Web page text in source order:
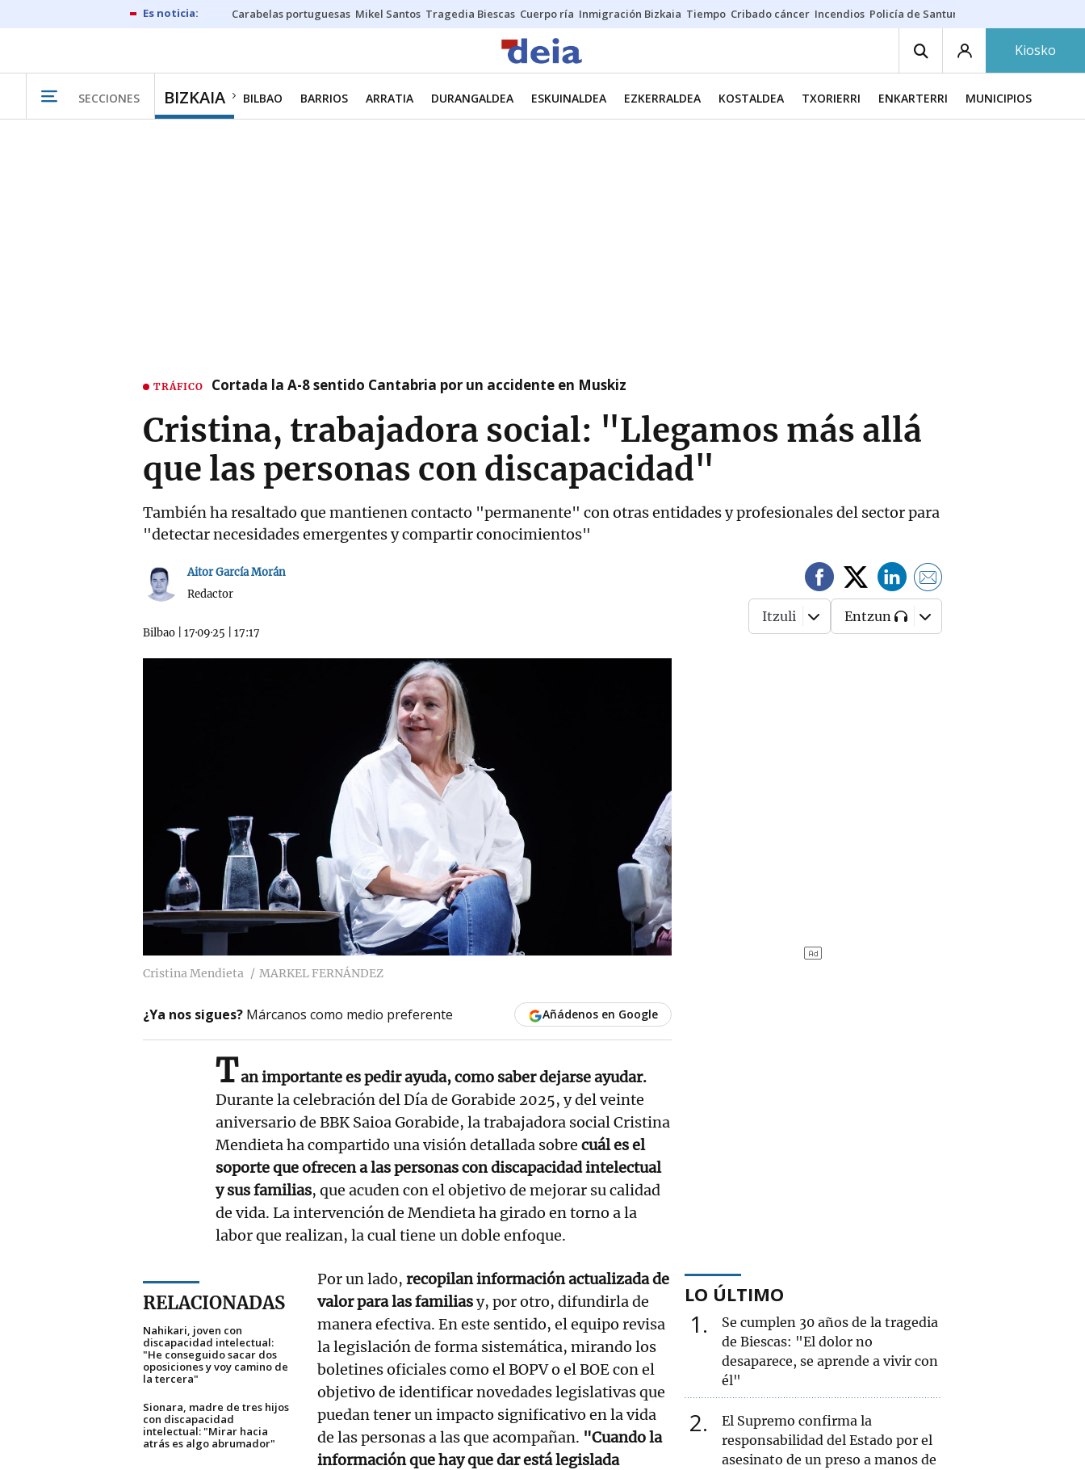
Carabelas portuguesas Mikel Santos Tragedia Biescas Cuerpo ría Inmigración Bizkaia Tiempo Cribado cáncer Incendios Policía de Santurtzi
Kiosko
SECCIONES BIZKAIA BILBAO BARRIOS ARRATIA DURANGALDEA ESKUINALDEA EZKERRALDEA KOSTALDEA TXORIERRI ENKARTERRI MUNICIPIOS
TRÁFICO Cortada la A-8 sentido Cantabria por un accidente en Muskiz
Cristina, trabajadora social: "Llegamos más allá
que las personas con discapacidad"
También ha resaltado que mantienen contacto "permanente" con otras entidades y profesionales del sector para
"detectar necesidades emergentes y compartir conocimientos"
Aitor García Morán
Redactor
Bilbao 17·09·25 17:17
Itzuli Entzun
Cristina Mendieta MARKEL FERNÁNDEZ
¿Ya nos sigues? Márcanos como medio preferente Añádenos en Google
Tan importante es pedir ayuda, como saber dejarse ayudar.
Durante la celebración del Día de Gorabide 2025, y del veinte
aniversario de BBK Saioa Gorabide, la trabajadora social Cristina
Mendieta ha compartido una visión detallada sobre cuál es el
soporte que ofrecen a las personas con discapacidad intelectual
y sus familias, que acuden con el objetivo de mejorar su calidad
de vida. La intervención de Mendieta ha girado en torno a la
labor que realizan, la cual tiene un doble enfoque.
RELACIONADAS
Nahikari, joven con
discapacidad intelectual:
"He conseguido sacar dos
oposiciones y voy camino de
la tercera"
Sionara, madre de tres hijos
con discapacidad
intelectual: "Mirar hacia
atrás es algo abrumador"
Por un lado, recopilan información actualizada de
valor para las familiasy, por otro, difundirla de
manera efectiva. En este sentido, el equipo revisa
la legislación de forma sistemática, mirando los
boletines oficiales como el BOPV o el BOE con el
objetivo de identificar novedades legislativas que
puedan tener un impacto significativo en la vida
de las personas a las que acompañan. "Cuando la
información que hay que dar está legislada
LO ÚLTIMO
1
Se cumplen 30 años de la tragedia
de Biescas: "El dolor no
desaparece, se aprende a vivir con
él"
2
El Supremo confirma la
responsabilidad del Estado por el
asesinato de un preso a manos de